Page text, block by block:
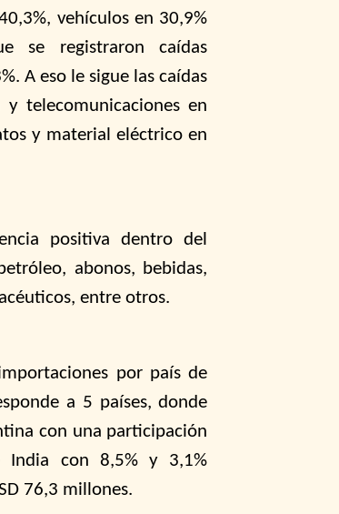
vehículos en 30,9%
se registraron caídas
A eso le sigue las caídas
telecomunicaciones en
y material eléctrico en
positiva dentro del
abonos, bebidas,
entre otros.
por país de
a 5 países, donde
con una participación
India con 8,5% y 3,1%
76,3 millones.